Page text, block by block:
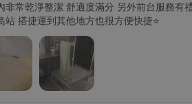
非常乾淨整潔 舒適度滿分 另外前台服務有
站 搭捷運到其他地方也很方便快捷⭐️